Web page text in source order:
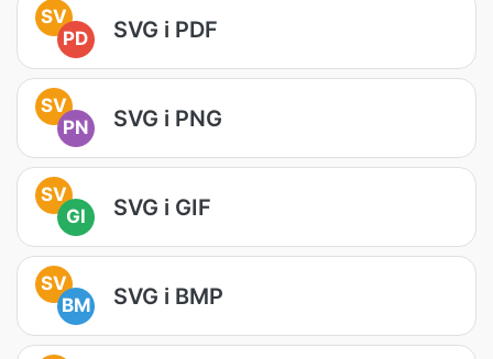
SV
PD
SVG i PDF
SV
PN
SVG i PNG
SV
GI
SVG i GIF
SV
BM
SVG i BMP